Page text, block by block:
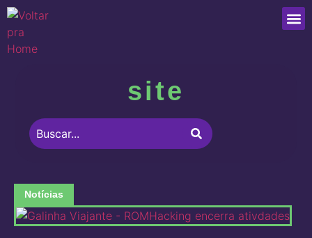
site
Notícias